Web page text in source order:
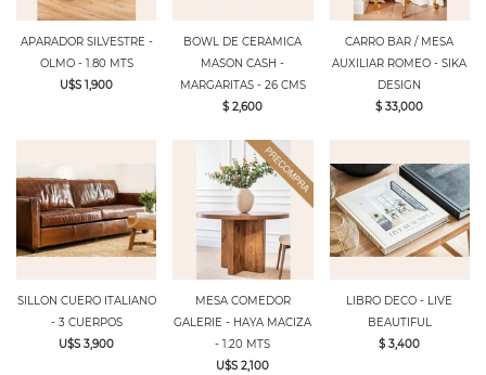
APARADOR SILVESTRE -
OLMO - 1.80 MTS
U$S 1,900
BOWL DE CERAMICA
MASON CASH -
MARGARITAS - 26 CMS
$ 2,600
CARRO BAR / MESA
AUXILIAR ROMEO - SIKA
DESIGN
$ 33,000
SILLON CUERO ITALIANO
- 3 CUERPOS
U$S 3,900
MESA COMEDOR
GALERIE - HAYA MACIZA
- 1.20 MTS
U$S 2,100
LIBRO DECO - LIVE
BEAUTIFUL
$ 3,400